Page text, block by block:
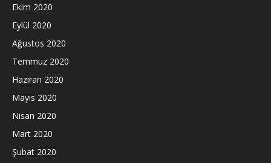
Ekim 2020
Eylül 2020
Ağustos 2020
Temmuz 2020
Haziran 2020
Mayıs 2020
Nisan 2020
Mart 2020
Şubat 2020